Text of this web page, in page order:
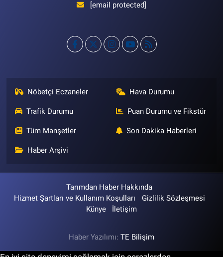
[email protected]
Nöbetçi Eczaneler Hava Durumu
Trafik Durumu Puan Durumu ve Fikstür
Tüm Manşetler Son Dakika Haberleri
Haber Arşivi
Tarımdan Haber Hakkında
Hizmet Şartları ve Kullanım Koşulları
Gizlilik Sözleşmesi
Künye
İletişim
Haber Yazılımı: TE Bilişim